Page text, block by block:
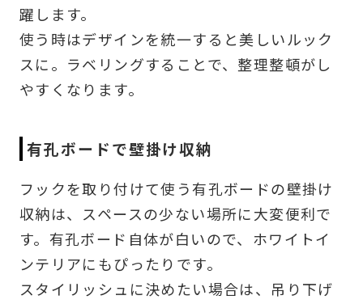
躍します。
使う時はデザインを統一すると美しいルック
スに。ラベリングすることで、整理整頓がし
やすくなります。
有孔ボードで壁掛け収納
フックを取り付けて使う有孔ボードの壁掛け
収納は、スペースの少ない場所に大変便利で
す。有孔ボード自体が白いので、ホワイトイ
ンテリアにもぴったりです。
スタイリッシュに決めたい場合は、吊り下げ